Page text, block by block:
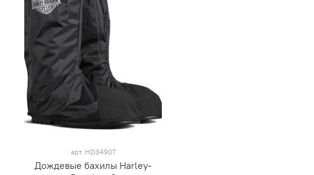
арт. HD34907
Дождевые бахилы Harley-